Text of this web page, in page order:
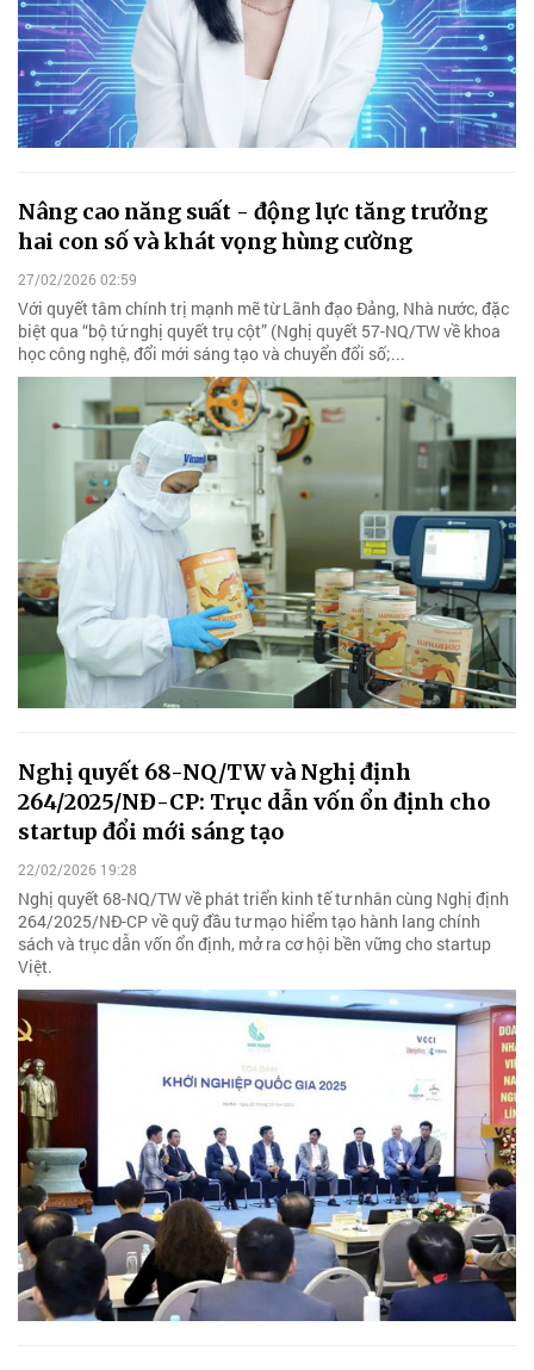
Nâng cao năng suất - động lực tăng trưởng
hai con số và khát vọng hùng cường
27/02/2026 02:59
Với quyết tâm chính trị mạnh mẽ từ Lãnh đạo Đảng, Nhà nước, đặc
biệt qua “bộ tứ nghị quyết trụ cột” (Nghị quyết 57-NQ/TW về khoa
học công nghệ, đổi mới sáng tạo và chuyển đổi số;...
Nghị quyết 68-NQ/TW và Nghị định
264/2025/NĐ-CP: Trục dẫn vốn ổn định cho
startup đổi mới sáng tạo
22/02/2026 19:28
Nghị quyết 68-NQ/TW về phát triển kinh tế tư nhân cùng Nghị định
264/2025/NĐ-CP về quỹ đầu tư mạo hiểm tạo hành lang chính
sách và trục dẫn vốn ổn định, mở ra cơ hội bền vững cho startup
Việt.